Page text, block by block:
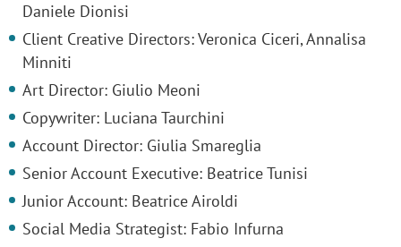
Daniele Dionisi
Client Creative Directors: Veronica Ciceri, Annalisa
Minniti
Art Director: Giulio Meoni
Copywriter: Luciana Taurchini
Account Director: Giulia Smareglia
Senior Account Executive: Beatrice Tunisi
Junior Account: Beatrice Airoldi
Social Media Strategist: Fabio Infurna